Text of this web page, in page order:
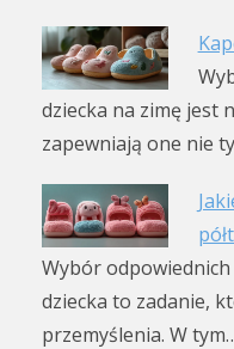
dziecka na zimę jest
zapewniają one nie
Wybór
dziecka to zadanie,
przemyślenia. W